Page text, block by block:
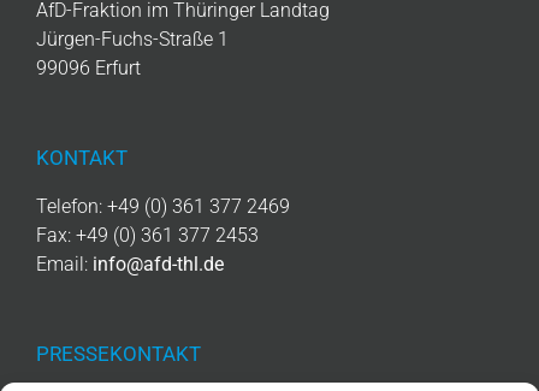
AfD-Fraktion im Thüringer Landtag
Jürgen-Fuchs-Straße 1
99096 Erfurt
KONTAKT
Telefon: +49 (0) 361 377 2469
Fax: +49 (0) 361 377 2453
Email: info@afd-thl.de
PRESSEKONTAKT